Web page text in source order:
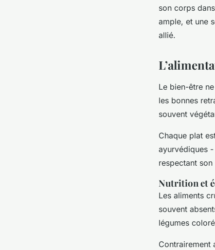
son corps
ample, et une
allié.
Le bien-être
les bonnes
souvent
Chaque plat
ayurvédiques
respectant
Nutrition et
Les aliments
souvent
légumes
Contrairement